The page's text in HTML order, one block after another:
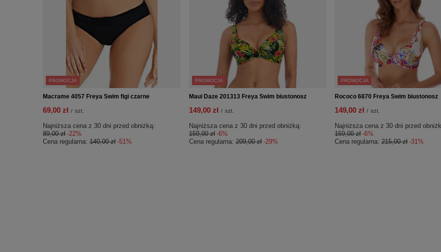
PROMOCJA
Macrame 4057 Freya Swim figi czarne
69,00 zł / szt.
Najniższa cena z 30 dni przed obniżką:
89,00 zł -22%
Cena regularna:140,00 zł -51%
PROMOCJA
Maui Daze 201313 Freya Swim biustonosz
149,00 zł / szt.
Najniższa cena z 30 dni przed obniżką:
159,00 zł -6%
Cena regularna: 209,00 zł -29%
PROMOCJA
Rococo 6870 Freya Swim biustonosz
149,00 zł / szt.
Najniższa cena z 30 dni przed
159,00 zł -6%
Cena regularna: 215,00 zł -31%